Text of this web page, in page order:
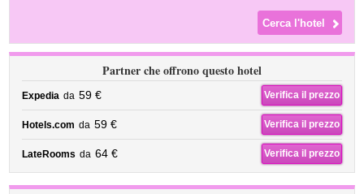
Partner che offrono questo hotel
Expedia da 59 € Verifica il prezzo
Hotels.com da 59 € Verifica il prezzo
LateRooms da 64 € Verifica il prezzo